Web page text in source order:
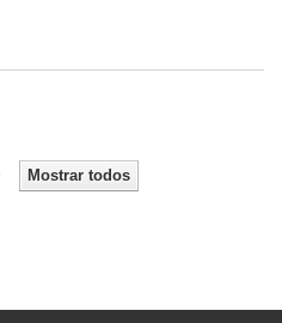
Mostrar todos